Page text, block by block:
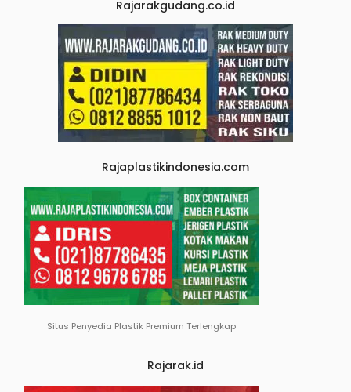
Rajarakgudang.co.id
Rajaplastikindonesia.com
Situs Penyedia Plastik Premium Terlengkap
Rajarak.id